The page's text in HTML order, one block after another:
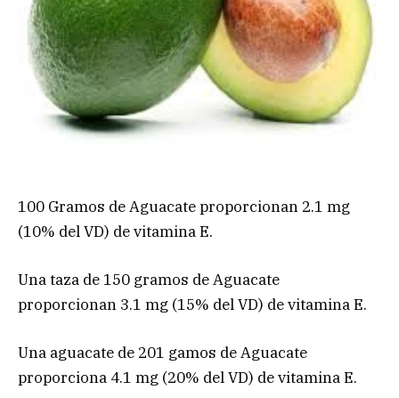
100 Gramos de Aguacate proporcionan 2.1 mg
(10% del VD) de vitamina E.
Una taza de 150 gramos de Aguacate
proporcionan 3.1 mg (15% del VD) de vitamina E.
Una aguacate de 201 gamos de Aguacate
proporciona 4.1 mg (20% del VD) de vitamina E.